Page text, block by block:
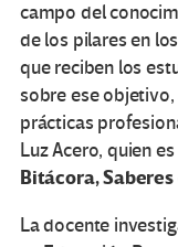
campo del
de los pilares en
que reciben los
sobre ese
prácticas
Luz Acero, quien
Bitácora,
La docente